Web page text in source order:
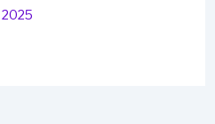
2025